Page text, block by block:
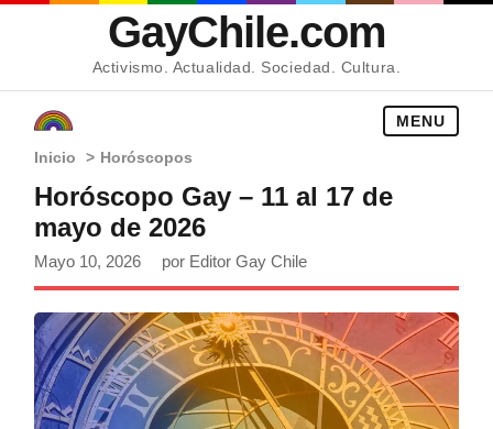
GayChile.com
Activismo. Actualidad. Sociedad. Cultura.
MENU
Inicio > Horóscopos
Horóscopo Gay – 11 al 17 de
mayo de 2026
Mayo 10, 2026 por Editor Gay Chile